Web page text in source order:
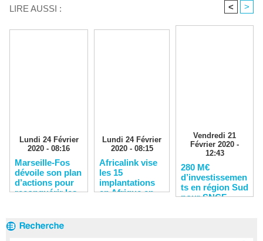
LIRE AUSSI : < >
Lundi 24 Février
2020 - 08:16
Marseille-Fos
dévoile son plan
d’actions pour
reconquérir les
Lundi 24 Février
2020 - 08:15
Africalink vise
les 15
implantations
en Afrique en
Vendredi 21
Février 2020 -
12:43
280 M€
d’investissemen
ts en région Sud
pour SNCF